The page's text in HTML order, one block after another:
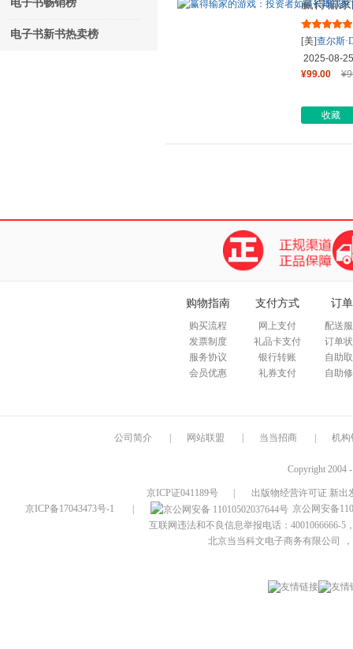
电子书畅销榜
电子书新书热卖榜
赢得输
场（原
[美]查尔斯
2025-08-25
¥99.00
收藏
购物指南
购买流程
发票制度
服务协议
会员优惠
支付方式
网上支付
礼品卡支付
银行转账
礼券支付
订
配送
订单
自助
自助
公司简介 网站联盟 当当招商 机构
Copyright 2004
京ICP证041189号
出版物经营许可证 新出
京ICP备17043473号-1
京公网安备
互联网违法和不良信息举报电话：4001066666-5
北京当当科文电子商务有限公司